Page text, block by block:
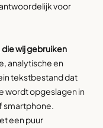
voor
wij gebruiken
analytische en
tekstbestand dat
wordt opgeslagen in
smartphone.
een puur